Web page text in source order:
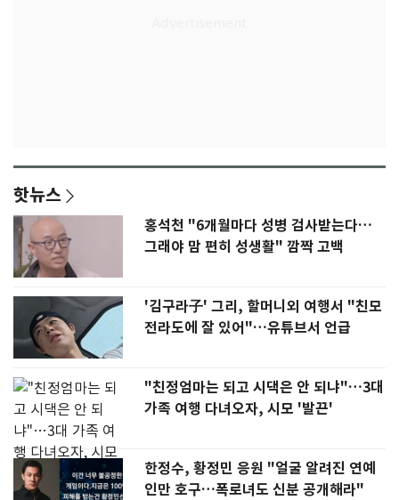
핫뉴스
홍석천 "6개월마다 성병 검사받는다…
그래야 맘 편히 성생활" 깜짝 고백
'김구라子' 그리, 할머니외 여행서 "친모
전라도에 잘 있어"…유튜브서 언급
"친정엄마는 되고 시댁은 안 되냐"…3대
가족 여행 다녀오자, 시모 '발끈'
한정수, 황정민 응원 "얼굴 알려진 연예
인만 호구…폭로녀도 신분 공개해라"